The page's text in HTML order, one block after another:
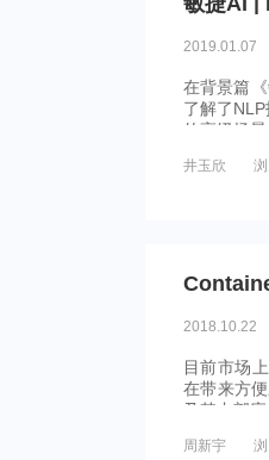
2019.01.07
在背景篇
了解了
的高级场
井玉欣
2018.10.22
目前市场
在带来方
及其内部
周新宇